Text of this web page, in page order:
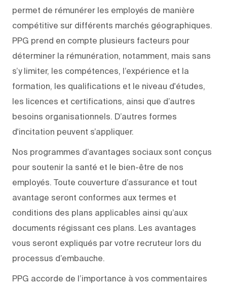
permet de rémunérer les employés de manière
compétitive sur différents marchés géographiques.
PPG prend en compte plusieurs facteurs pour
déterminer la rémunération, notamment, mais sans
s’y limiter, les compétences, l’expérience et la
formation, les qualifications et le niveau d'études,
les licences et certifications, ainsi que d’autres
besoins organisationnels. D’autres formes
d'incitation peuvent s’appliquer.
Nos programmes d’avantages sociaux sont conçus
pour soutenir la santé et le bien-être de nos
employés. Toute couverture d’assurance et tout
avantage seront conformes aux termes et
conditions des plans applicables ainsi qu’aux
documents régissant ces plans. Les avantages
vous seront expliqués par votre recruteur lors du
processus d’embauche.
PPG accorde de l’importance à vos commentaires